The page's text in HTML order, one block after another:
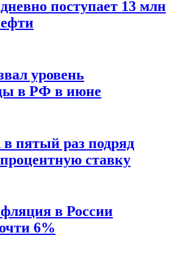
поступает 13 млн
уровень
в РФ в июне
раз подряд
ставку
в России
6%